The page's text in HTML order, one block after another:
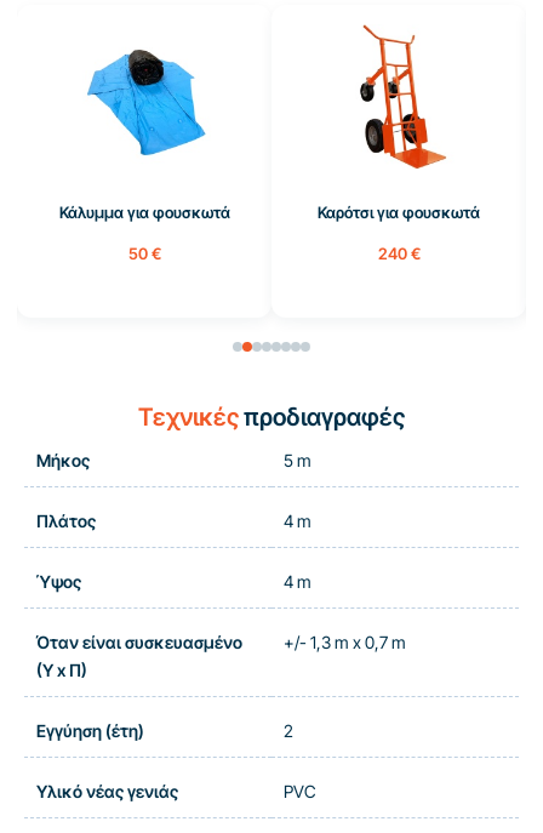
Κάλυμμα για φουσκωτά
50 €
Καρότσι για φουσκωτά
240 €
Τεχνικέςπροδιαγραφές
Μήκος 5 m
Πλάτος 4 m
Ύψος 4 m
Όταν είναι συσκευασμένο
(Υ x Π)
+/- 1,3 m x 0,7 m
Εγγύηση (έτη) 2
Υλικό νέας γενιάς PVC